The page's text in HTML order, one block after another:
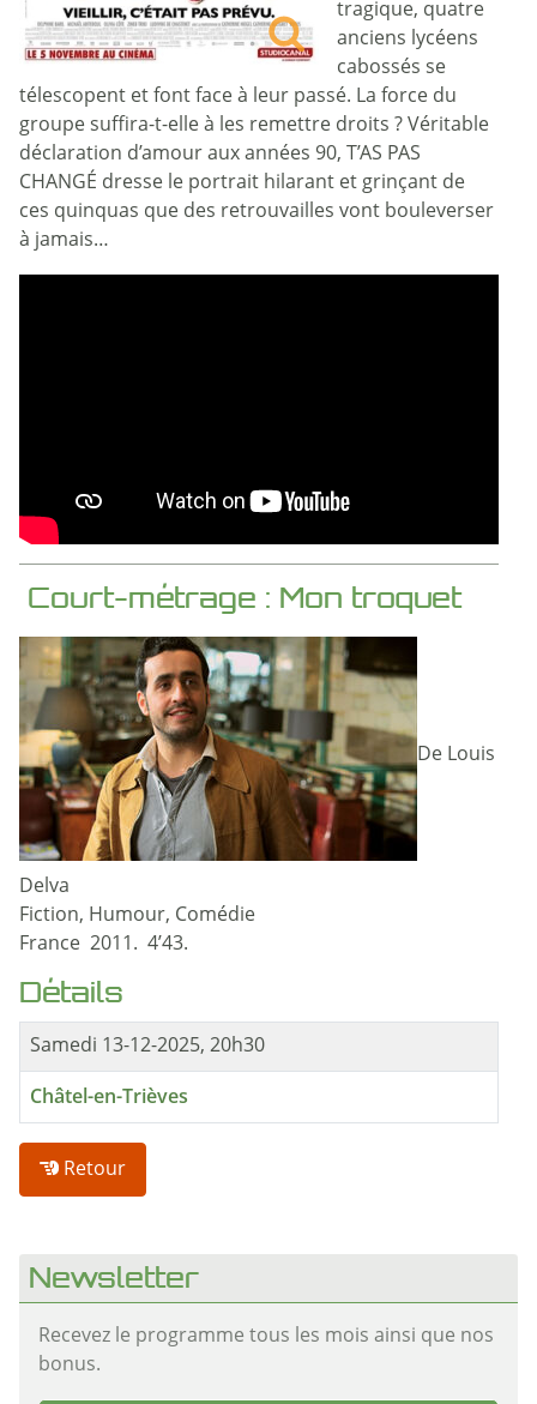
tragique, quatre
anciens lycéens
cabossés se
télescopent et font face à leur passé. La force du
groupe suffira-t-elle à les remettre droits ? Véritable
déclaration d’amour aux années 90, T’AS PAS
CHANGÉ dresse le portrait hilarant et grinçant de
ces quinquas que des retrouvailles vont bouleverser
à jamais…
Court-métrage : Mon troquet
De Louis
Delva
Fiction, Humour, Comédie
France 2011. 4’43.
Détails
Samedi 13-12-2025, 20h30
Châtel-en-Trièves
Retour
Newsletter
Recevez le programme tous les mois ainsi que nos
bonus.